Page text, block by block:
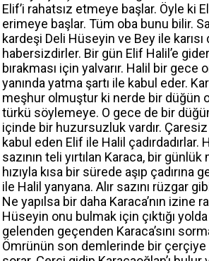
Elif’i rahatsız etmeye başlar. Öyle ki
erimeye başlar. Tüm oba bunu bilir.
kardeşi Deli Hüseyin ve Bey ile
habersizdirler. Bir gün Elif Halil’e
bırakması için yalvarır. Halil bir gece
yanında yatma şartı ile kabul eder.
meşhur olmuştur ki nerde bir düğün
türkü söylemeye. O gece de bir
içinde bir huzursuzluk vardır. Çaresiz
kabul eden Elif ile Halil
sazının teli yırtılan Karaca, bir
hızıyla kısa bir sürede aşıp çadırına
ile Halil yanyana. Alır sazını rüzgar
Ne yapılsa bir daha Karaca’nın izine
Hüseyin onu bulmak için çıktığı
gelenden geçenden Karaca’sını
Ömrünün son demlerinde bir çerçiye